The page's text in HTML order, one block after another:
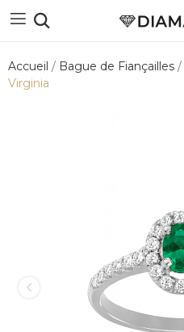
Accueil Bague de Fiançailles
Virginia